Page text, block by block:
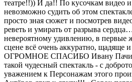
театре!!)) И да!! По кусочкам видео
невозможно судить об этом
просто зная сюжет и посмотрев
реветь и умирать от разрыва
невероятному удивлению, в первые
сцене всё очень аккуратно, щадяще
ОГРОМНОЕ СПАСИБО Ивану Пачину
такой чудесный спектакль - с
уважением к Персонажам этого